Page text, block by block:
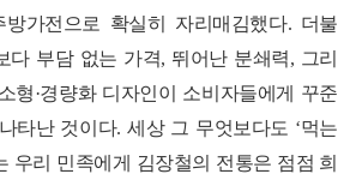
가전으로 확실히 자리매김했다. 더불
다 부담 없는 가격, 뛰어난 분쇄력, 그리
형·경량화 디자인이 소비자들에게 꾸준
타난 것이다. 세상 그 무엇보다도 ‘먹는
우리 민족에게 김장철의 전통은 점점 희